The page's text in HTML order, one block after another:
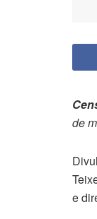
de
e